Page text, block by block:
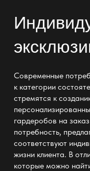
Современные
к категории
стремятся к
гардеробов на
потребность,
соответствуют
жизни клиента. В
которые можно